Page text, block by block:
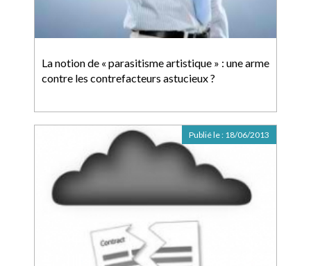
La notion de « parasitisme artistique » : une arme
contre les contrefacteurs astucieux ?
Publié le : 18/06/2013